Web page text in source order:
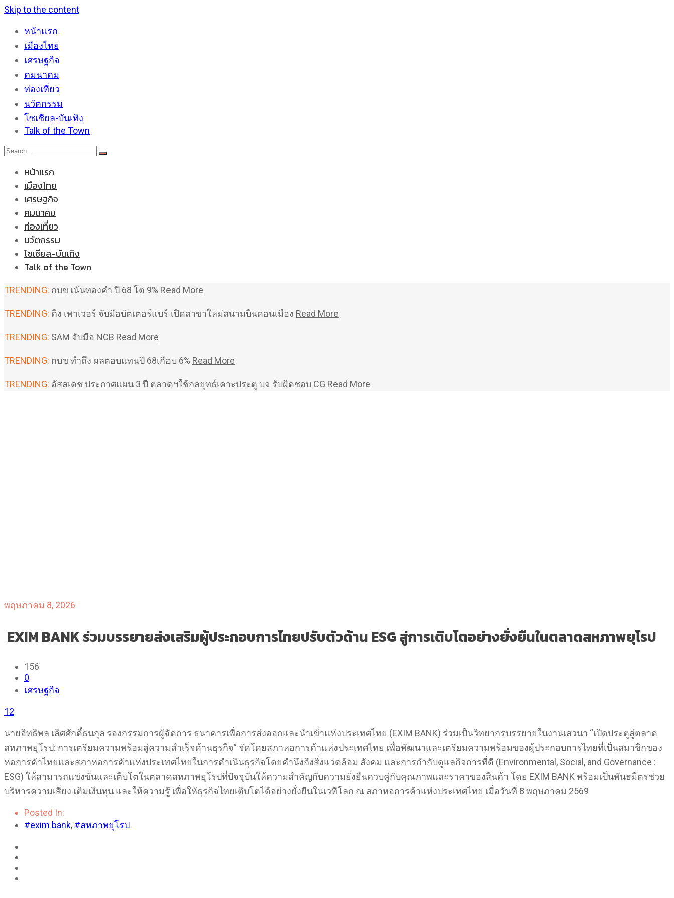
Skip to the content
หน้าแรก
เมืองไทย
เศรษฐกิจ
คมนาคม
ท่องเที่ยว
นวัตกรรม
โซเชียล-บันเทิง
Talk of the Town
หน้าแรก
เมืองไทย
เศรษฐกิจ
คมนาคม
ท่องเที่ยว
นวัตกรรม
โซเชียล-บันเทิง
Talk of the Town
TRENDING: กบข เน้นทองคำ ปี 68 โต 9% Read More
TRENDING: คิง เพาเวอร์ จับมือบัตเตอร์แบร์ เปิดสาขาใหม่สนามบินดอนเมือง Read More
TRENDING: SAM จับมือ NCB Read More
TRENDING: กบข ทำถึง ผลตอบแทนปี 68เกือบ 6% Read More
TRENDING: อัสสเดช ประกาศแผน 3 ปี ตลาดฯใช้กลยุทธ์เคาะประตู บจ รับผิดชอบ CG Read More
พฤษภาคม 8, 2026
EXIM BANK ร่วมบรรยายส่งเสริมผู้ประกอบการไทยปรับตัวด้าน ESG สู่การเติบโตอย่างยั่งยืนในตลาดสหภาพยุโรป
156
0
เศรษฐกิจ
12
นายอิทธิพล เลิศศักดิ์ธนกุล รองกรรมการผู้จัดการ ธนาคารเพื่อการส่งออกและนำเข้าแห่งประเทศไทย (EXIM BANK) ร่วมเป็นวิทยากรบรรยายในงานเสวนา “เปิดประตูสู่ตลาด
สหภาพยุโรป: การเตรียมความพร้อมสู่ความสำเร็จด้านธุรกิจ” จัดโดยสภาหอการค้าแห่งประเทศไทย เพื่อพัฒนาและเตรียมความพร้อมของผู้ประกอบการไทยที่เป็นสมาชิกของ
หอการค้าไทยและสภาหอการค้าแห่งประเทศไทยในการดำเนินธุรกิจโดยคำนึงถึงสิ่งแวดล้อม สังคม และการกำกับดูแลกิจการที่ดี (Environmental, Social, and Governance :
ESG) ให้สามารถแข่งขันและเติบโตในตลาดสหภาพยุโรปที่ปัจจุบันให้ความสำคัญกับความยั่งยืนควบคู่กับคุณภาพและราคาของสินค้า โดย EXIM BANK พร้อมเป็นพันธมิตรช่วย
บริหารความเสี่ยง เติมเงินทุน และให้ความรู้ เพื่อให้ธุรกิจไทยเติบโตได้อย่างยั่งยืนในเวทีโลก ณ สภาหอการค้าแห่งประเทศไทย เมื่อวันที่ 8 พฤษภาคม 2569
Posted In:
#exim bank, #สหภาพยุโรป